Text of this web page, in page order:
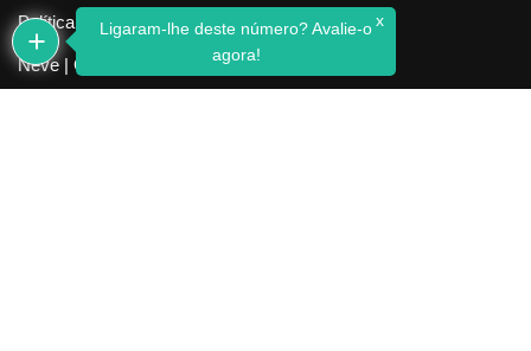
Política de Privacidade
Neve| Criado com WordPress
Ligaram-lhe deste número? Avalie-o
agora!
x